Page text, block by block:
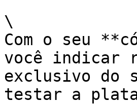
\
Com o seu
você indicar
exclusivo do
testar a